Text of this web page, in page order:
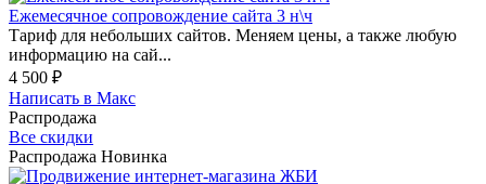
Ежемесячное сопровождение сайта 3 н\ч
Тариф для небольших сайтов. Меняем цены, а также любую
информацию на сай...
4 500 ₽
Написать в Макс
Распродажа
Все скидки
Распродажа Новинка